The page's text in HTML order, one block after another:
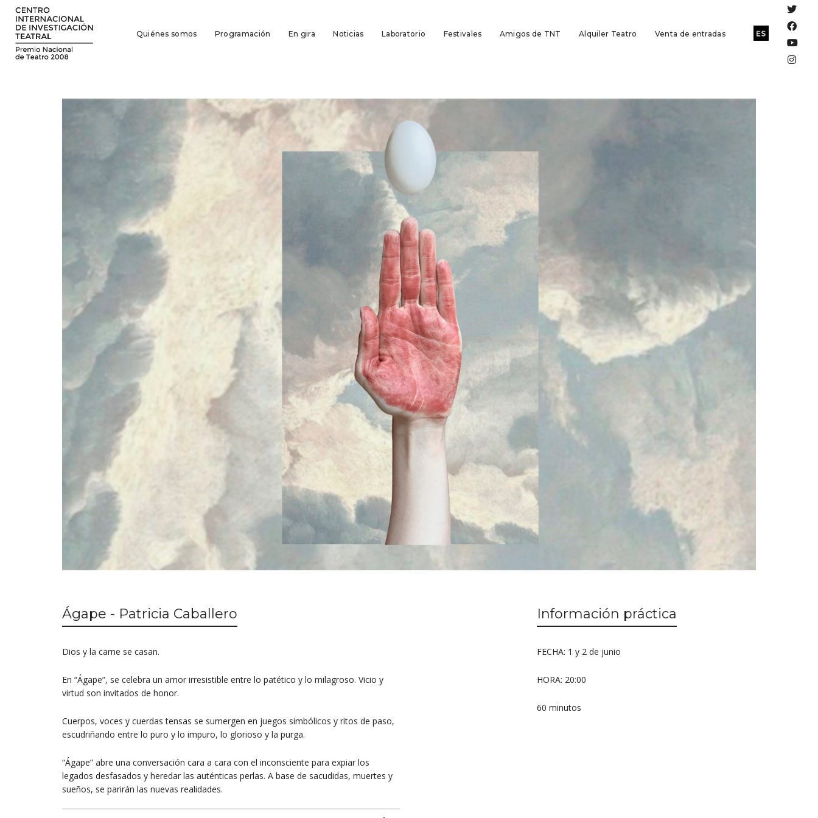
Quiénes somos Programación En gira Noticias Laboratorio Festivales Amigos de TNT Alquiler Teatro Venta de entradas
Ágape - Patricia Caballero
Dios y la carne se casan.
En “Ágape”, se celebra un amor irresistible entre lo patético y lo milagroso. Vicio y
virtud son invitados de honor.
Cuerpos, voces y cuerdas tensas se sumergen en juegos simbólicos y ritos de paso,
escudriñando entre lo puro y lo impuro, lo glorioso y la purga.
“Ágape” abre una conversación cara a cara con el inconsciente para expiar los
legados desfasados y heredar las auténticas perlas. A base de sacudidas, muertes y
sueños, se parirán las nuevas realidades.
Información práctica
FECHA: 1 y 2 de junio
HORA: 20:00
60 minutos